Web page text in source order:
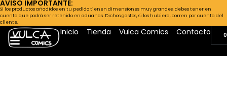
AVISO IMPORTANTE:
Si los productos añadidos en tu pedido tienen dimensiones muy grandes, debes tener en
cuenta que podrá ser retenido en aduanas. Dichos gastos, si los hubiera, corren por cuenta del
cliente.
Inicio Tienda Vulca Comics Contacto